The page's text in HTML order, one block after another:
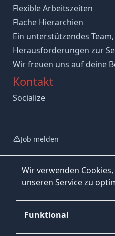
Wir verwenden
unseren Service zu
Funktional
Flexible Arbeitszeiten
Flache Hierarchien
Ein unterstützendes
Herausforderungen zur
Wir freuen uns auf deine
Kontakt
Socialize
Job melden